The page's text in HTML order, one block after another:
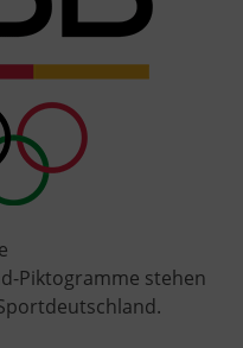
Piktogramme stehen